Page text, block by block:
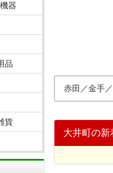
赤田／金手
大井町の新
器
品
貨